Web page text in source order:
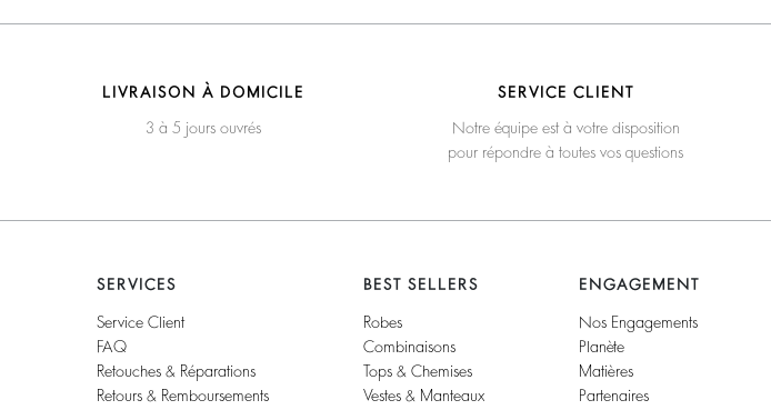
LIVRAISON À DOMICILE
3 à 5 jours ouvrés
SERVICE CLIENT
Notre équipe est à votre disposition
pour répondre à toutes vos questions
SERVICES
Service Client
FAQ
Retouches & Réparations
Retours & Remboursements
BEST SELLERS
Robes
Combinaisons
Tops & Chemises
Vestes & Manteaux
ENGAGEMENT
Nos Engagements
Planète
Matières
Partenaires